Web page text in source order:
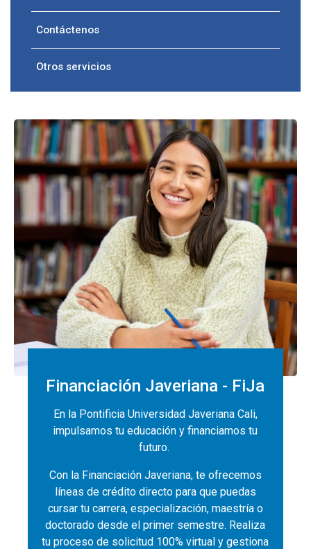
Contáctenos
Otros servicios
Financiación Javeriana - FiJa
En la Pontificia Universidad Javeriana Cali,
impulsamos tu educación y financiamos tu
futuro.
Con la Financiación Javeriana, te ofrecemos
líneas de crédito directo para que puedas
cursar tu carrera, especialización, maestría o
doctorado desde el primer semestre. Realiza
tu proceso de solicitud 100% virtual y gestiona